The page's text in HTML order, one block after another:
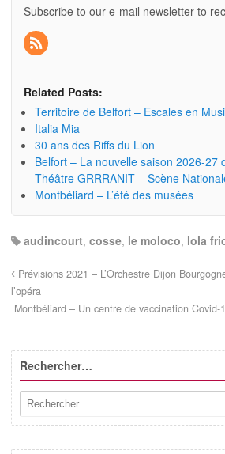
Subscribe to our e-mail newsletter to
Related Posts:
Territoire de Belfort – Escales en
Italia Mia
30 ans des Riffs du Lion
Belfort – La nouvelle saison 2026-27
Théâtre GRRRANIT – Scène
Montbéliard – L’été des musées
audincourt, cosse, le moloco, lola
Prévisions 2021 – L’Orchestre Dijon
l’opéra
Montbéliard – Un centre de vaccination Covid-
Rechercher…